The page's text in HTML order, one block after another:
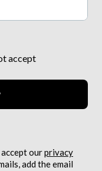
srl - VAT